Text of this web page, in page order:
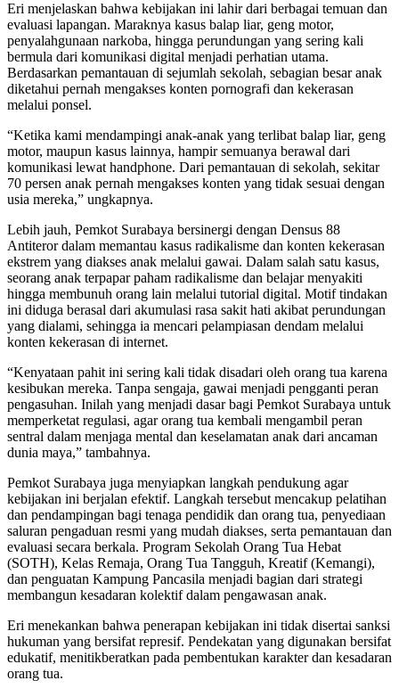
Eri menjelaskan bahwa kebijakan ini lahir dari berbagai temuan dan
evaluasi lapangan. Maraknya kasus balap liar, geng motor,
penyalahgunaan narkoba, hingga perundungan yang sering kali
bermula dari komunikasi digital menjadi perhatian utama.
Berdasarkan pemantauan di sejumlah sekolah, sebagian besar anak
diketahui pernah mengakses konten pornografi dan kekerasan
melalui ponsel.
“Ketika kami mendampingi anak-anak yang terlibat balap liar, geng
motor, maupun kasus lainnya, hampir semuanya berawal dari
komunikasi lewat handphone. Dari pemantauan di sekolah, sekitar
70 persen anak pernah mengakses konten yang tidak sesuai dengan
usia mereka,” ungkapnya.
Lebih jauh, Pemkot Surabaya bersinergi dengan Densus 88
Antiteror dalam memantau kasus radikalisme dan konten kekerasan
ekstrem yang diakses anak melalui gawai. Dalam salah satu kasus,
seorang anak terpapar paham radikalisme dan belajar menyakiti
hingga membunuh orang lain melalui tutorial digital. Motif tindakan
ini diduga berasal dari akumulasi rasa sakit hati akibat perundungan
yang dialami, sehingga ia mencari pelampiasan dendam melalui
konten kekerasan di internet.
“Kenyataan pahit ini sering kali tidak disadari oleh orang tua karena
kesibukan mereka. Tanpa sengaja, gawai menjadi pengganti peran
pengasuhan. Inilah yang menjadi dasar bagi Pemkot Surabaya untuk
memperketat regulasi, agar orang tua kembali mengambil peran
sentral dalam menjaga mental dan keselamatan anak dari ancaman
dunia maya,” tambahnya.
Pemkot Surabaya juga menyiapkan langkah pendukung agar
kebijakan ini berjalan efektif. Langkah tersebut mencakup pelatihan
dan pendampingan bagi tenaga pendidik dan orang tua, penyediaan
saluran pengaduan resmi yang mudah diakses, serta pemantauan dan
evaluasi secara berkala. Program Sekolah Orang Tua Hebat
(SOTH), Kelas Remaja, Orang Tua Tangguh, Kreatif (Kemangi),
dan penguatan Kampung Pancasila menjadi bagian dari strategi
membangun kesadaran kolektif dalam pengawasan anak.
Eri menekankan bahwa penerapan kebijakan ini tidak disertai sanksi
hukuman yang bersifat represif. Pendekatan yang digunakan bersifat
edukatif, menitikberatkan pada pembentukan karakter dan kesadaran
orang tua.